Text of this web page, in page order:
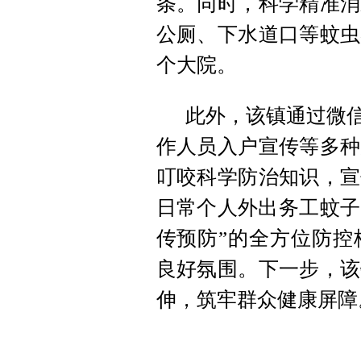
公厕、下水道口等蚊
个大院。
此外，该镇通过微
作人员入户宣传等多
叮咬科学防治知识，
日常个人外出务工蚊
传预防”的全方位防
良好氛围。下一步，
伸，筑牢群众健康屏